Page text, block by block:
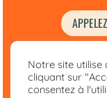
© Didier
Notre site utilise
cliquant sur
consentez à